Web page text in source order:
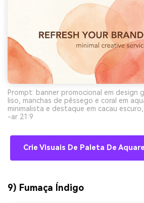
Prompt: banner promocional em design
liso, manchas de pêssego e coral em
minimalista e destaque em cacau
-ar 21:9
Crie Visuais De Paleta De
9) Fumaça Índigo